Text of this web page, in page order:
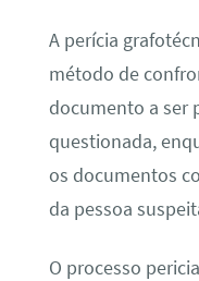
A perícia
método de
documento a ser
questionada,
os documentos
da pessoa
O processo